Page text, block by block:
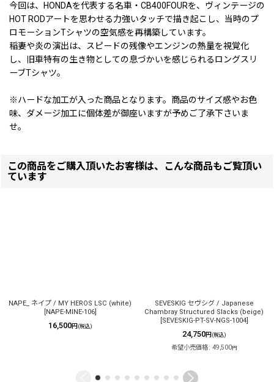
今回は、HONDAを代表する名車・CB400FOURを、ヴィンテージの
HOT RODアートを思わせる力強いタッチで描き起こし、当時のプ
ロモーションTシャツの空気感を再構築しています。
稲妻や炎の演出は、スピードの残像やエンジンの熱量を視覚化
し、旧車特有の生き物としての息づかいを感じられるロングスリ
ーブTシャツ。
※ハードな加工が入った商品となります。商品のサイズ感やお色
味、ダメージ加工に個体差が御座いますが予めご了承下さいま
せ。
この商品をご購入頂いたお客様は、こんな商品もご覧頂い
ています
NAPE_ ネイプ / MY HEROS LSC (white)
[NAPE-MINE-106]
16,500円 (税込)
SEVESKIG セヴシグ / Japanese
Chambray Structured Slacks (beige)
[SEVESKIG-PT-SV-NGS-1004]
24,750円 (税込)
希望小売価格: 49,500円